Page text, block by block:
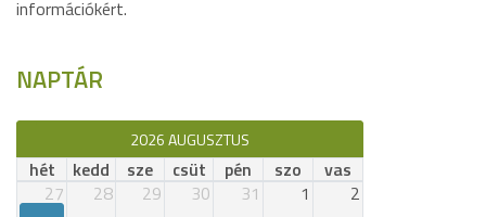
információkért.
NAPTÁR
2026 AUGUSZTUS
hét kedd sze csüt pén szo
vas
27
28 29 30 31 1
2